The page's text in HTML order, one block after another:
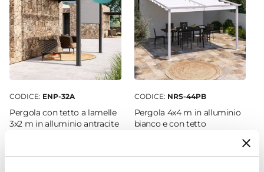
Profondità Vaso
17 cm
Colore
Ocra
Materiale
Appoggio
CODICE: ENP-32A
Pergola con tetto a lamelle
3x2 m in alluminio antracite
€ 1.344,00
CODICE: NRS-44PB
Pergola 4x4 m in alluminio
bianco e con tetto
€ 482,00